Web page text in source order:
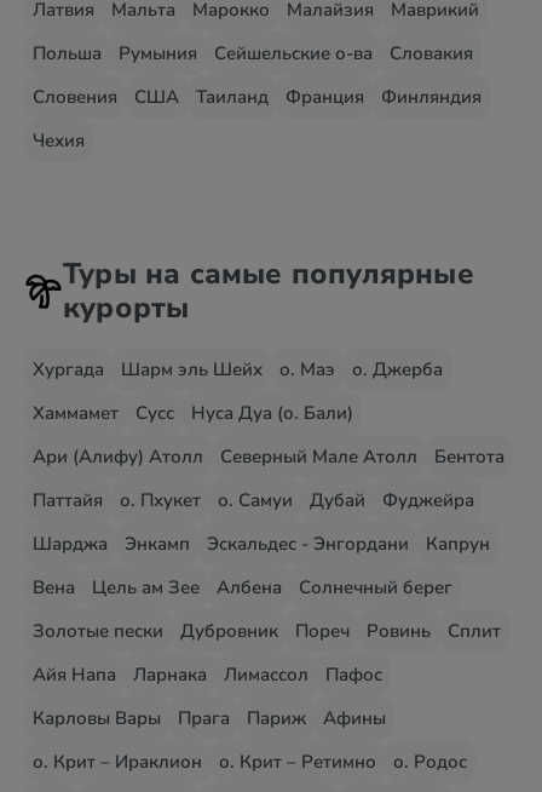
Латвия Мальта Марокко Малайзия
Маврикий
Польша
Румыния Сейшельские о-ва
Словакия
Словения
США Таиланд Франция
Финляндия
Чехия
Туры на самые популярные
курорты
Хургада Шарм эль Шейх о. Маэ
о. Джерба
Хаммамет
Сусс
Нуса Дуа (о. Бали)
Ари (Алифу) Атолл
Северный Мале Атолл
Бентота
Паттайя
о. Пхукет о. Самуи Дубай
Фуджейра
Шарджа
Энкамп Эскальдес - Энгордани
Капрун
Вена
Цель ам Зее Албена
Солнечный берег
Золотые пески
Дубровник Пореч Ровинь
Сплит
Айя Напа
Ларнака Лимассол
Пафос
Карловы Вары
Прага Париж
Афины
о. Крит – Ираклион
о. Крит – Ретимно
о. Родос